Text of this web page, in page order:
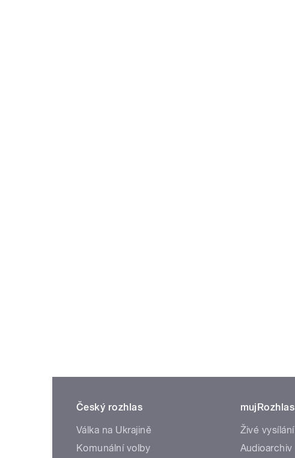
Český rozhlas
Válka na Ukrajině
Komunální volby
mujRozhlas
Živé vysílání
Audioarchiv